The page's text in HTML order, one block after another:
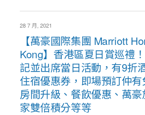
28 7 月, 2021
【萬豪國際集團 Marriott
Kong】香港區夏日賞巡禮
記並出席當日活動，有9折
住宿優惠券，即場預訂仲
房間升級、餐飲優惠、萬
家雙倍積分等等